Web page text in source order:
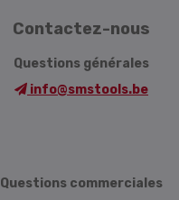
Contactez-nous
Questions générales
info@smstools.be
Questions commerciales